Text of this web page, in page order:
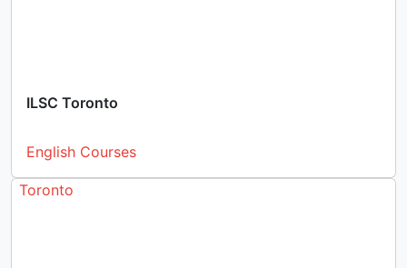
ILSC Toronto
English Courses
Toronto